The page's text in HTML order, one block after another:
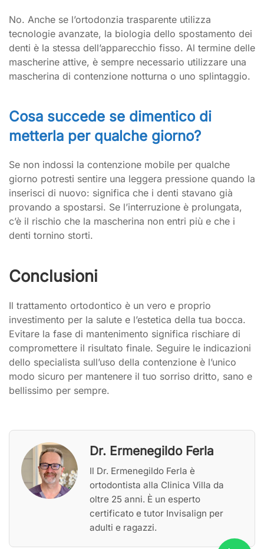
No. Anche se l’ortodonzia trasparente utilizza
tecnologie avanzate, la biologia dello spostamento dei
denti è la stessa dell’apparecchio fisso. Al termine delle
mascherine attive, è sempre necessario utilizzare una
mascherina di contenzione notturna o uno splintaggio.
Cosa succede se dimentico di
metterla per qualche giorno?
Se non indossi la contenzione mobile per qualche
giorno potresti sentire una leggera pressione quando la
inserisci di nuovo: significa che i denti stavano già
provando a spostarsi. Se l’interruzione è prolungata,
c’è il rischio che la mascherina non entri più e che i
denti tornino storti.
Conclusioni
Il trattamento ortodontico è un vero e proprio
investimento per la salute e l’estetica della tua bocca.
Evitare la fase di mantenimento significa rischiare di
compromettere il risultato finale. Seguire le indicazioni
dello specialista sull’uso della contenzione è l’unico
modo sicuro per mantenere il tuo sorriso dritto, sano e
bellissimo per sempre.
Dr. Ermenegildo Ferla
Il Dr. Ermenegildo Ferla è
ortodontista alla Clinica Villa da
oltre 25 anni. È un esperto
certificato e tutor Invisalign per
adulti e ragazzi.